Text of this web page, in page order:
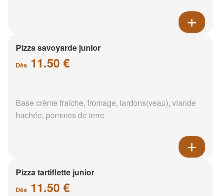
Pizza savoyarde junior
Dès 11.50 €
Base crème fraîche, fromage, lardons(veau), viande
hachée, pommes de terre
Pizza tartiflette junior
Dès 11.50 €